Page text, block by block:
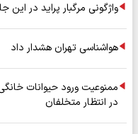
واژگونی مرگبار پراید در
هواشناسی تهران هشدار داد
ممنوعیت ورود حیوانات
در انتظار متخلفان